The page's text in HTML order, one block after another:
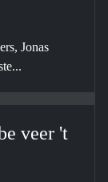
Jonas
veer 't